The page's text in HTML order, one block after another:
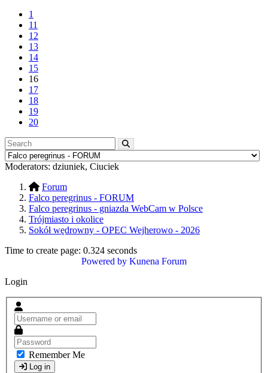
1
11
12
13
14
15
16
17
18
19
20
Moderators: dziuniek, Ciuciek
Forum
Falco peregrinus - FORUM
Falco peregrinus - gniazda WebCam w Polsce
Trójmiasto i okolice
Sokół wędrowny - OPEC Wejherowo - 2026
Time to create page: 0.324 seconds
Powered by Kunena Forum
Login
Remember Me
Log in